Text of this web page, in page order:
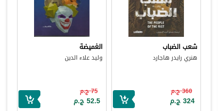
شعب الضباب
هنري رايدر هاجارد
360 ج.م
324 ج.م
الغميضة
وليد علاء الدين
75 ج.م
52.5 ج.م